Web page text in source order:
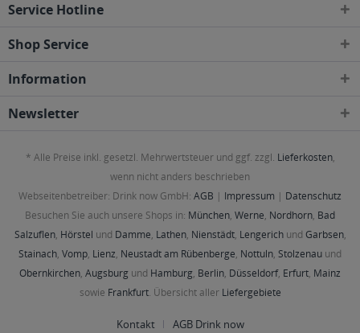
Service Hotline
Shop Service
Information
Newsletter
* Alle Preise inkl. gesetzl. Mehrwertsteuer und ggf. zzgl. Lieferkosten,
wenn nicht anders beschrieben
Webseitenbetreiber: Drink now GmbH: AGB | Impressum | Datenschutz
Besuchen Sie auch unsere Shops in: München, Werne, Nordhorn, Bad
Salzuflen, Hörstel und Damme, Lathen, Nienstädt, Lengerichund Garbsen,
Stainach, Vomp, Lienz, Neustadt am Rübenberge, Nottuln, Stolzenau und
Obernkirchen, Augsburg und Hamburg, Berlin, Düsseldorf, Erfurt, Mainz
sowie Frankfurt. Übersicht aller Liefergebiete
Kontakt AGB Drink now